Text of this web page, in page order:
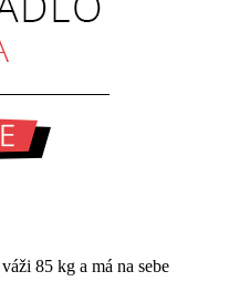
85 kg a má na sebe